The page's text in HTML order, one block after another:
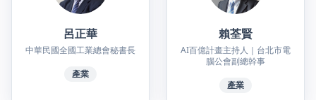
呂正華
中華民國全國工業總會秘書長
產業
賴荃賢
AI百億計畫主持人｜台北市電
腦公會副總幹事
產業